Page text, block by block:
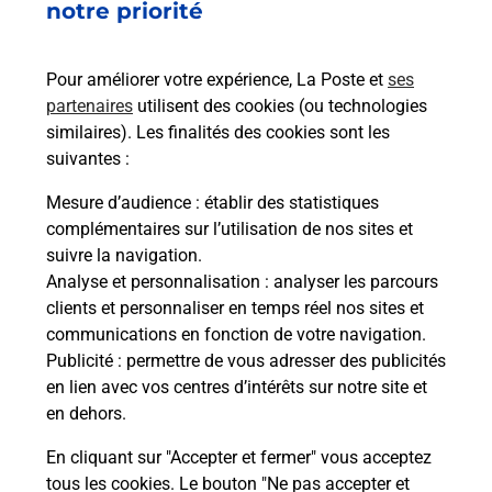
notre priorité
Pour améliorer votre expérience, La Poste et ses
partenaires utilisent des cookies (ou technologies
similaires). Les finalités des cookies sont les
suivantes :
Mesure d’audience : établir des statistiques
complémentaires sur l’utilisation de nos sites et
suivre la navigation.
Analyse et personnalisation : analyser les parcours
clients et personnaliser en temps réel nos sites et
communications en fonction de votre navigation.
Publicité : permettre de vous adresser des publicités
en lien avec vos centres d’intérêts sur notre site et
en dehors.
En cliquant sur "Accepter et fermer" vous acceptez
tous les cookies. Le bouton "Ne pas accepter et
37 RUE DE LA MAINGUAIS
En savoir plus
Malin !
La Poste
en ligne
Ouvert 24h/24
En savoir plus